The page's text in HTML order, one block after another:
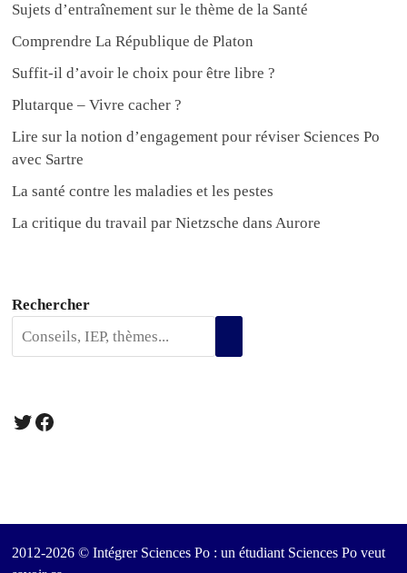
Sujets d’entraînement sur le thème de la Santé
Comprendre La République de Platon
Suffit-il d’avoir le choix pour être libre ?
Plutarque – Vivre cacher ?
Lire sur la notion d’engagement pour réviser Sciences Po
avec Sartre
La santé contre les maladies et les pestes
La critique du travail par Nietzsche dans Aurore
Rechercher
Twitter
Facebook
2012-2026 © Intégrer Sciences Po : un étudiant Sciences Po veut